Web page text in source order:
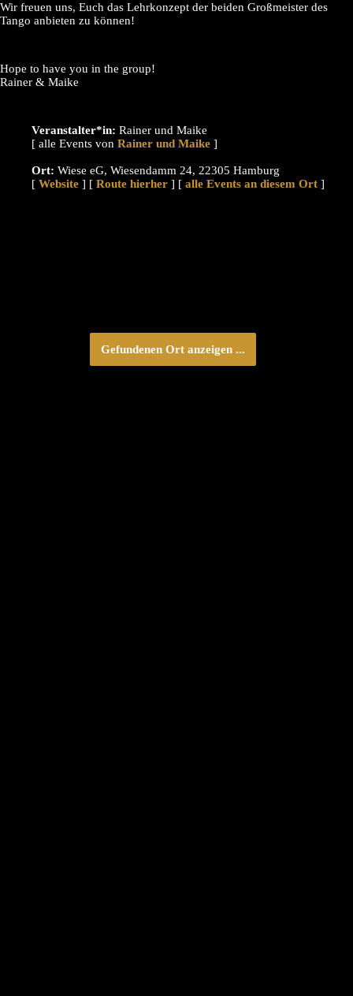
Wir freuen uns, Euch das Lehrkonzept der beiden Großmeister des
Tango anbieten zu können!
Hope to have you in the group!
Rainer & Maike
Veranstalter*in: Rainer und Maike
[ alle Events von
]
Ort: Wiese eG, Wiesendamm 24, 22305 Hamburg
[ Website ] [ Route hierher ] [ alle Events an diesem Ort ]